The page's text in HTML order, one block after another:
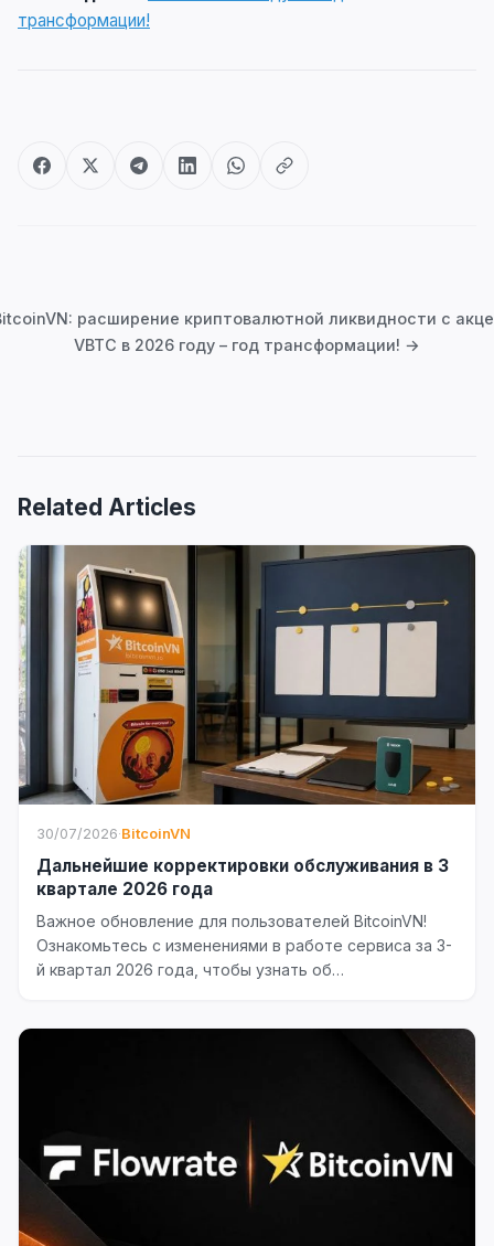
трансформации!
расширение криптовалютной ликвидности с
VBTC в 2026 году – год трансформации! →
Related Articles
30/07/2026·BitcoinVN
Дальнейшие корректировки обслуживания в 3
квартале 2026 года
Важное обновление для пользователей BitcoinVN!
Ознакомьтесь с изменениями в работе сервиса за 3-
й квартал 2026 года, чтобы узнать об